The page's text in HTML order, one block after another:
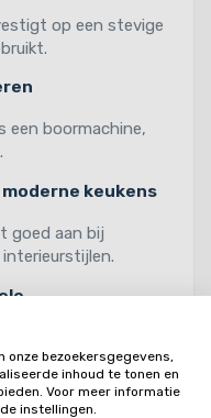
op een stevige
een boormachine,
keukens
goed aan bij
meerdere steunen
gewicht over
onze bezoekersgegevens,
inhoud te tonen en
Voor meer informatie
instellingen.